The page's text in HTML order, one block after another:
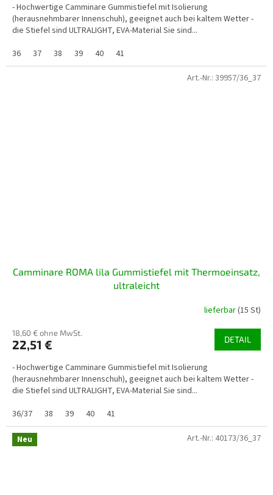
- Hochwertige Camminare Gummistiefel mit Isolierung
(herausnehmbarer Innenschuh), geeignet auch bei kaltem Wetter -
die Stiefel sind ULTRALIGHT, EVA-Material Sie sind...
36
37 38 39 40 41
Camminare ROMA lila Gummistiefel mit Thermoeinsatz,
ultraleicht
lieferbar(15 St)
18,60 € ohne MwSt.
22,51 € DETAIL
- Hochwertige Camminare Gummistiefel mit Isolierung
(herausnehmbarer Innenschuh), geeignet auch bei kaltem Wetter -
die Stiefel sind ULTRALIGHT, EVA-Material Sie sind...
36/37
38 39 40 41
Art.-Nr.: 39957/36_37
Neu Art.-Nr.: 40173/36_37